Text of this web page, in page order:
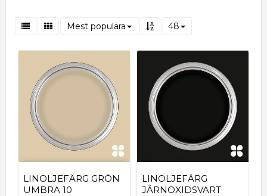
Mest populära 48
LINOLJEFÄRG GRÖN
UMBRA 10
LINOLJEFÄRG
JÄRNOXIDSVART